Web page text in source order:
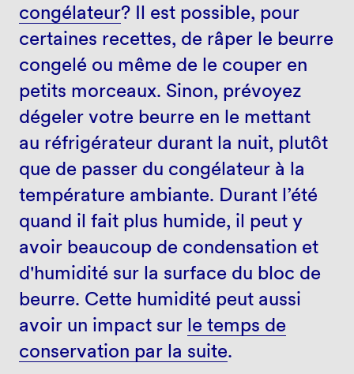
congélateur? Il est possible, pour
certaines recettes, de râper le beurre
congelé ou même de le couper en
petits morceaux. Sinon, prévoyez
dégeler votre beurre en le mettant
au réfrigérateur durant la nuit, plutôt
que de passer du congélateur à la
température ambiante. Durant l’été
quand il fait plus humide, il peut y
avoir beaucoup de condensation et
d'humidité sur la surface du bloc de
beurre. Cette humidité peut aussi
avoir un impact sur le temps de
conservation par la suite.